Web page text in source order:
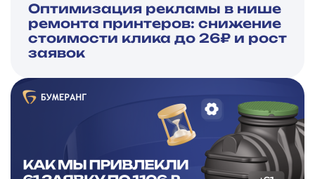
Оптимизация рекламы в нише
ремонта принтеров: снижение
стоимости клика до 26₽ и рост
заявок